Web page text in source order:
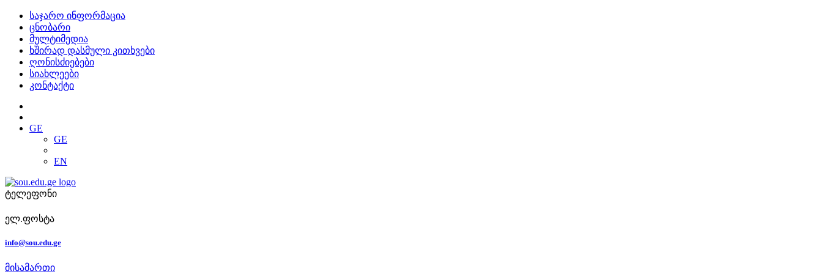
საჯარო ინფორმაცია
ცნობარი
მულტიმედია
ხშირად დასმული კითხვები
ღონისძიებები
სიახლეები
კონტაქტი
GE
GE
EN
ტელეფონი
ელ.ფოსტა
info@sou.edu.ge
მისამართი